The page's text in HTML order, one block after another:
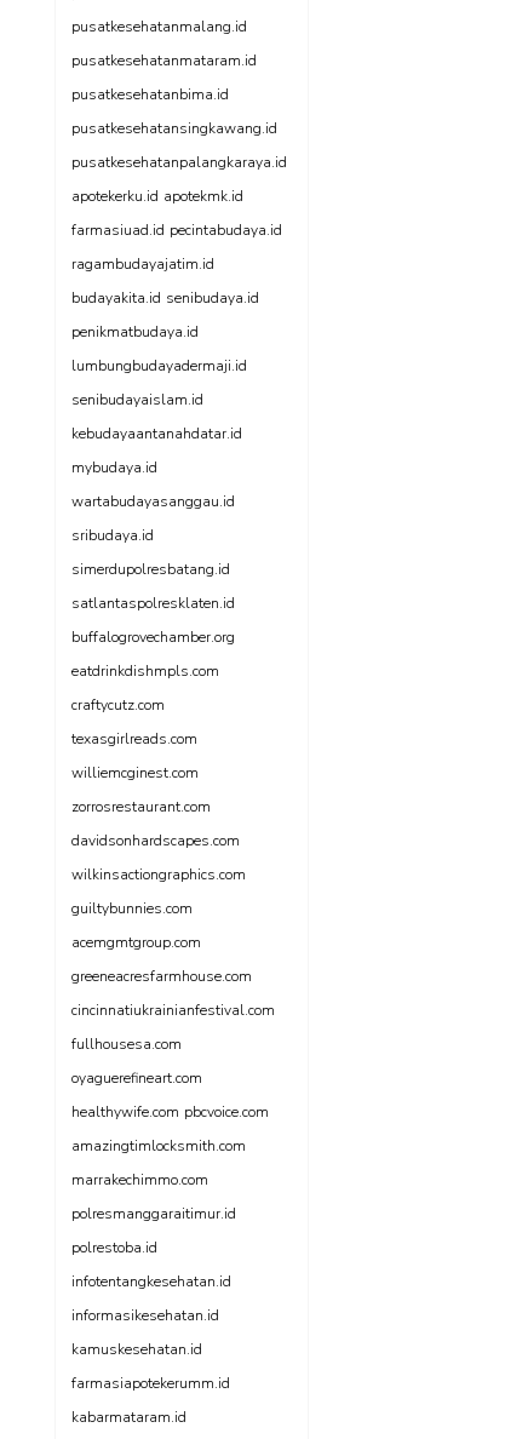
pusatkesehatanmalang.id
pusatkesehatanmataram.id
pusatkesehatanbima.id
pusatkesehatansingkawang.id
pusatkesehatanpalangkaraya.id
apotekerku.id apotekmk.id
farmasiuad.id pecintabudaya.id
ragambudayajatim.id
budayakita.id senibudaya.id
penikmatbudaya.id
lumbungbudayadermaji.id
senibudayaislam.id
kebudayaantanahdatar.id
mybudaya.id
wartabudayasanggau.id
sribudaya.id
simerdupolresbatang.id
satlantaspolresklaten.id
buffalogrovechamber.org
eatdrinkdishmpls.com
craftycutz.com
texasgirlreads.com
williemcginest.com
zorrosrestaurant.com
davidsonhardscapes.com
wilkinsactiongraphics.com
guiltybunnies.com
acemgmtgroup.com
greeneacresfarmhouse.com
cincinnatiukrainianfestival.com
fullhousesa.com
oyaguerefineart.com
healthywife.com pbcvoice.com
amazingtimlocksmith.com
marrakechimmo.com
polresmanggaraitimur.id
polrestoba.id
infotentangkesehatan.id
informasikesehatan.id
kamuskesehatan.id
farmasiapotekerumm.id
kabarmataram.id